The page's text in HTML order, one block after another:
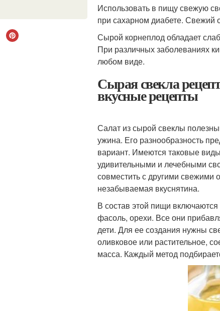
Использовать в пищу свежую
при сахарном диабете. Свежий
Сырой корнеплод обладает
При различных заболеваниях
любом виде.
Сырая свекла
вкусные рецепты
Салат из сырой свеклы
ужина. Его разнообразность
вариант. Имеются таковые
удивительными и лечебными
совместить с другими свежими
незабываемая вкуснятина.
В состав этой пищи
фасоль, орехи. Все они
дети. Для ее создания нужны
оливковое или растительное,
масса. Каждый метод